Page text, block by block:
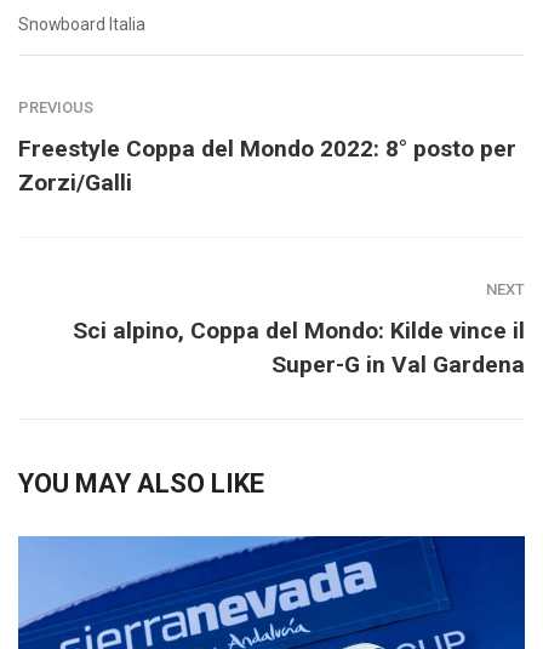
Snowboard Italia
PREVIOUS
Freestyle Coppa del Mondo 2022: 8° posto per
Zorzi/Galli
NEXT
Sci alpino, Coppa del Mondo: Kilde vince il
Super-G in Val Gardena
YOU MAY ALSO LIKE